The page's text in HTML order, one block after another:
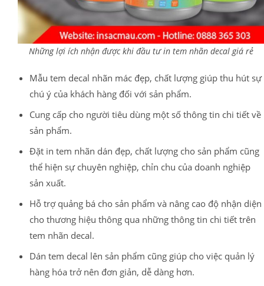
Những lợi ích nhận được khi đầu tư in tem nhãn decal giá rẻ
Mẫu tem decal nhãn mác đẹp, chất lượng giúp thu hút sự
chú ý của khách hàng đối với sản phẩm.
Cung cấp cho người tiêu dùng một số thông tin chi tiết về
sản phẩm.
Đặt in tem nhãn dán đẹp, chất lượng cho sản phẩm cũng
thể hiện sự chuyên nghiệp, chỉn chu của doanh nghiệp
sản xuất.
Hỗ trợ quảng bá cho sản phẩm và nâng cao độ nhận diện
cho thương hiệu thông qua những thông tin chi tiết trên
tem nhãn decal.
Dán tem decal lên sản phẩm cũng giúp cho việc quản lý
hàng hóa trở nên đơn giản, dễ dàng hơn.